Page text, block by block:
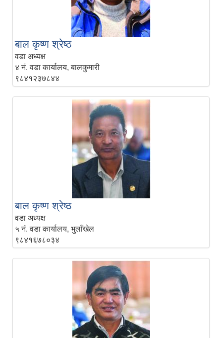
बाल कृष्ण श्रेष्‍ठ
वडा अध्यक्ष
४ नं. वडा कार्यालय, बालकुमारी
९८४१२३७८४४
बाल कृष्ण श्रेष्ठ
वडा अध्यक्ष
५ नं. वडा कार्यालय, भुलाँखेल
९८४१६७८०३४